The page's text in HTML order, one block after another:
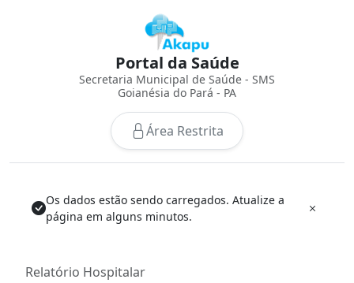
Portal da Saúde
Secretaria Municipal de Saúde - SMS
Goianésia do Pará - PA
Área Restrita
Os dados estão sendo carregados. Atualize a
página em alguns minutos.
Relatório Hospitalar